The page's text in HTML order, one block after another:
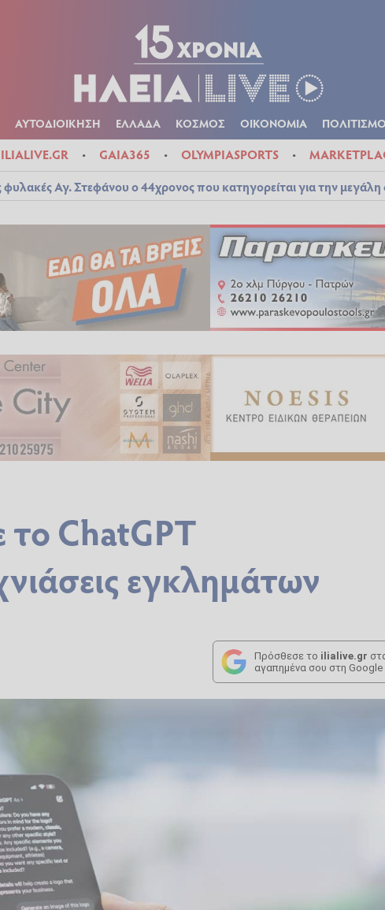
ΑΥΤΟΔΙΟΙΚΗΣΗ ΕΛΛΑΔΑ ΚΟΣΜΟΣ ΟΙΚΟΝΟΜΙΑ
ILIALIVE.GR GAIA365 OLYMPIASPORTS
φυλακές Αγ. Στεφάνου ο 44χρονος που κατηγορείται για την
το ChatGPT
εγκλημάτων
Πρόσθεσε το ilialive.gr
αγαπημένα σου στη Google